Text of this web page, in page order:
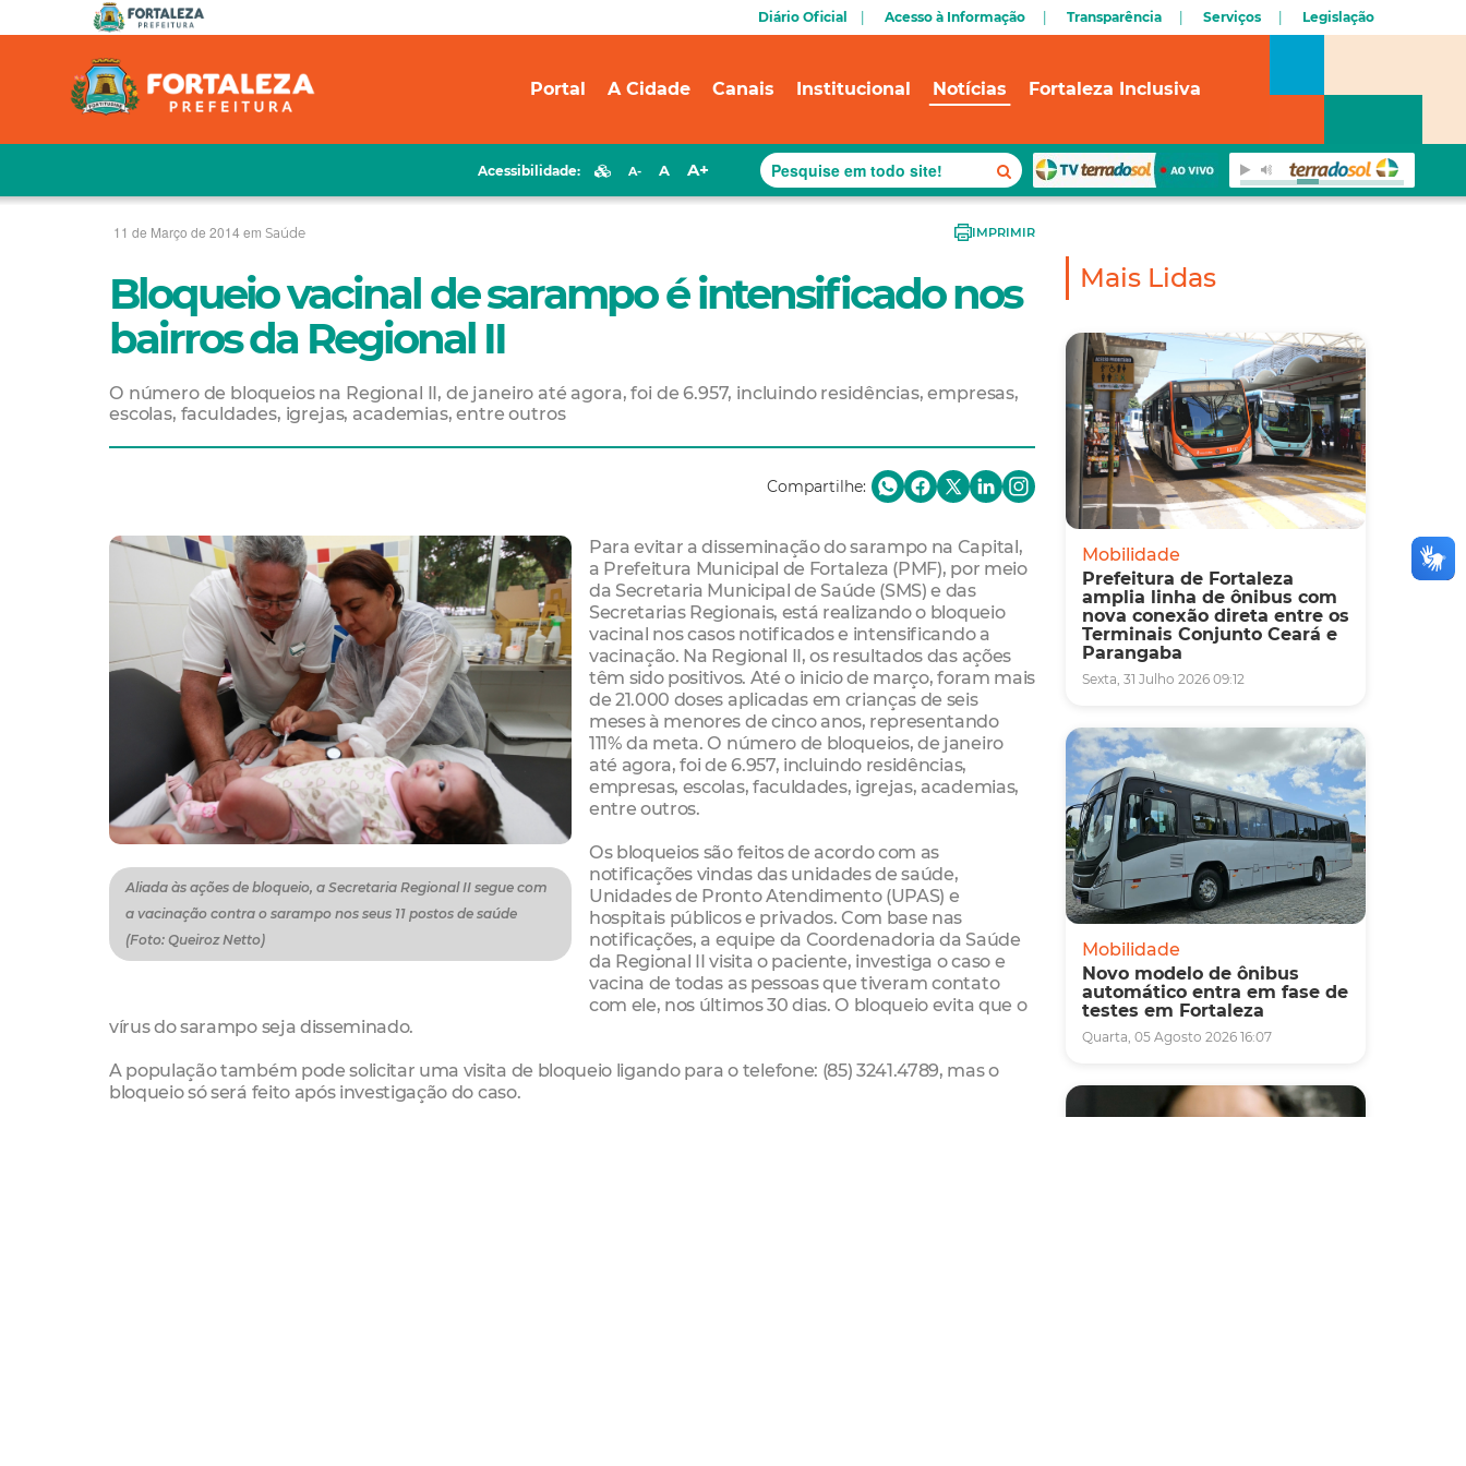
Diário Oficial Acesso à Informação Transparência Serviços Legislação
Portal A Cidade Canais Institucional Notícias Fortaleza Inclusiva
Acessibilidade: A- A A+
11 de Março de 2014 em Saúde IMPRIMIR
Bloqueio vacinal de sarampo é intensificado nos
bairros da Regional II
O número de bloqueios na Regional II, de janeiro até agora, foi de 6.957, incluindo residências, empresas,
escolas, faculdades, igrejas, academias, entre outros
Compartilhe:
Aliada às ações de bloqueio, a Secretaria Regional II segue com
a vacinação contra o sarampo nos seus 11 postos de saúde
(Foto: Queiroz Netto)
Para evitar a disseminação do sarampo na Capital,
a Prefeitura Municipal de Fortaleza (PMF), por meio
da Secretaria Municipal de Saúde (SMS) e das
Secretarias Regionais, está realizando o bloqueio
vacinal nos casos notificados e intensificando a
vacinação. Na Regional II, os resultados das ações
têm sido positivos. Até o inicio de março, foram mais
de 21.000 doses aplicadas em crianças de seis
meses à menores de cinco anos, representando
111% da meta. O número de bloqueios, de janeiro
até agora, foi de 6.957, incluindo residências,
empresas, escolas, faculdades, igrejas, academias,
entre outros.
Os bloqueios são feitos de acordo com as
notificações vindas das unidades de saúde,
Unidades de Pronto Atendimento (UPAS) e
hospitais públicos e privados. Com base nas
notificações, a equipe da Coordenadoria da Saúde
da Regional II visita o paciente, investiga o caso e
vacina de todas as pessoas que tiveram contato
com ele, nos últimos 30 dias. O bloqueio evita que o
vírus do sarampo seja disseminado.
A população também pode solicitar uma visita de bloqueio ligando para o telefone: (85) 3241.4789, mas o
bloqueio só será feito após investigação do caso.
Mais Lidas
Mobilidade
Prefeitura de Fortaleza
amplia linha de ônibus com
nova conexão direta entre os
Terminais Conjunto Ceará e
Parangaba
Sexta, 31 Julho 2026 09:12
Mobilidade
Novo modelo de ônibus
automático entra em fase de
testes em Fortaleza
Quarta, 05 Agosto 2026 16:07